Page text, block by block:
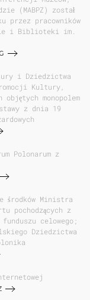
(MABPZ) został
przez pracowników
i Biblioteki im.
i Dziedzictwa
Kultury,
objętych monopolem
z dnia 19
Polonarum z
środków Ministra
pochodzących z
celowego;
Dziedzictwa